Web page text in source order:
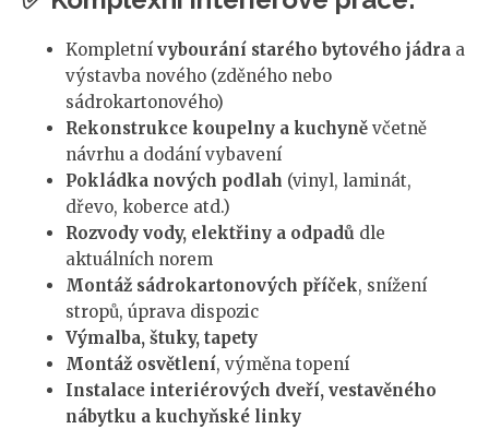
Kompletnívybourání starého bytového jádra a
výstavba nového (zděného nebo
sádrokartonového)
Rekonstrukce koupelny a kuchyně včetně
návrhu a dodání vybavení
Pokládka nových podlah (vinyl, laminát,
dřevo, koberce atd.)
Rozvody vody, elektřiny a odpadů dle
aktuálních norem
Montáž sádrokartonových příček, snížení
stropů, úprava dispozic
Výmalba, štuky, tapety
Montáž osvětlení, výměna topení
Instalace interiérových dveří, vestavěného
nábytku a kuchyňské linky